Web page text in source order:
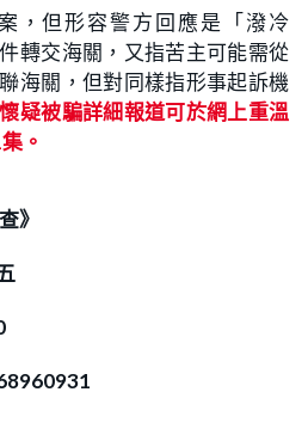
，但形容警方回應是「潑冷
轉交海關，又指苦主可能需從
海關，但對同樣指形事起訴機
疑被騙詳細報道可於網上重溫
。
》